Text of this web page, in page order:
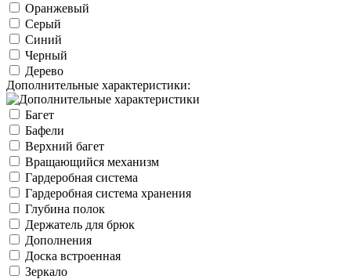
Оранжевый
Серый
Синий
Черный
Дерево
Дополнительные характеристики:
Багет
Бафели
Верхний багет
Вращающийся механизм
Гардеробная система
Гардеробная система хранения
Глубина полок
Держатель для брюк
Дополнения
Доска встроенная
Зеркало